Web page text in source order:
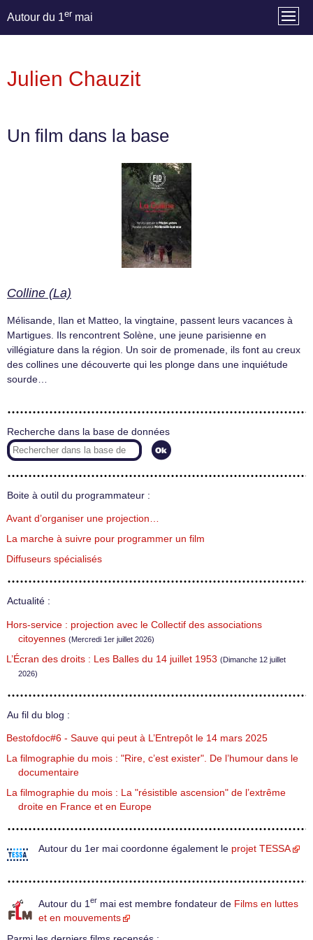
Autour du 1er mai
Julien Chauzit
Un film dans la base
Colline (La)
Mélisande, Ilan et Matteo, la vingtaine, passent leurs vacances à
Martigues. Ils rencontrent Solène, une jeune parisienne en
villégiature dans la région. Un soir de promenade, ils font au creux
des collines une découverte qui les plonge dans une inquiétude
sourde…
Recherche dans la base de données
Boite à outil du programmateur :
Avant d’organiser une projection…
La marche à suivre pour programmer un film
Diffuseurs spécialisés
Actualité :
Hors-service : projection avec le Collectif des associations
citoyennes (Mercredi 1er juillet 2026)
L’Écran des droits : Les Balles du 14 juillet 1953 (Dimanche 12 juillet
2026)
Au fil du blog :
Bestofdoc#6 - Sauve qui peut à L’Entrepôt le 14 mars 2025
La filmographie du mois : "Rire, c’est exister". De l’humour dans le
documentaire
La filmographie du mois : La "résistible ascension" de l’extrême
droite en France et en Europe
Autour du 1er mai coordonne également le projet TESSA
Autour du 1 er mai est membre fondateur de Films en luttes
et en mouvements